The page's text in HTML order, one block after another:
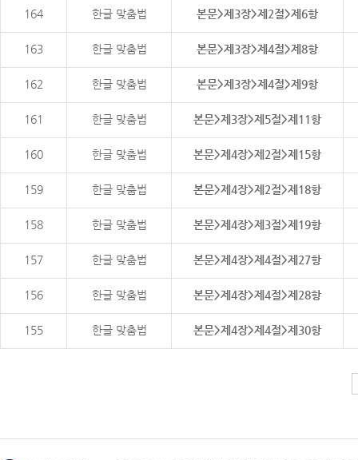
164 한글 맞춤법 본문>제3장>제2절>제6항
163 한글 맞춤법 본문>제3장>제4절>제8항
162 한글 맞춤법 본문>제3장>제4절>제9항
161 한글 맞춤법 본문>제3장>제5절>제11항
160 한글 맞춤법 본문>제4장>제2절>제15항
159 한글 맞춤법 본문>제4장>제2절>제18항
158 한글 맞춤법 본문>제4장>제3절>제19항
157 한글 맞춤법 본문>제4장>제4절>제27항
156 한글 맞춤법 본문>제4장>제4절>제28항
155 한글 맞춤법 본문>제4장>제4절>제30항